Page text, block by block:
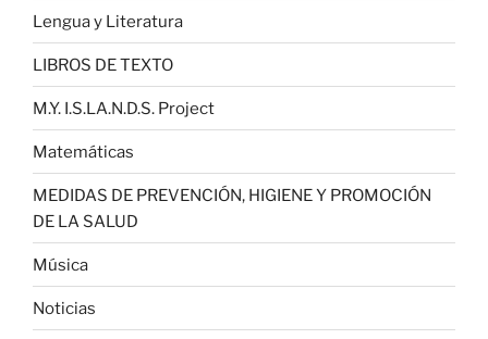
Lengua y Literatura
LIBROS DE TEXTO
M.Y. I.S.LA.N.D.S. Project
Matemáticas
MEDIDAS DE PREVENCIÓN, HIGIENE Y PROMOCIÓN
DE LA SALUD
Música
Noticias